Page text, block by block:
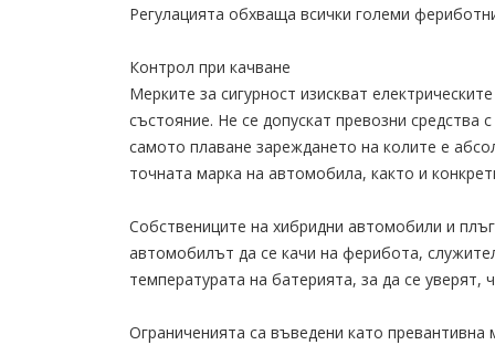
Регулацията обхваща всички големи
Контрол при качване
Мерките за сигурност изискват
състояние. Не се допускат превозни
самото плаване зареждането на колите е
точната марка на автомобила, както и
Собствениците на хибридни автомобили и
автомобилът да се качи на ферибота,
температурата на батерията, за да се уверят,
Ограниченията са въведени като